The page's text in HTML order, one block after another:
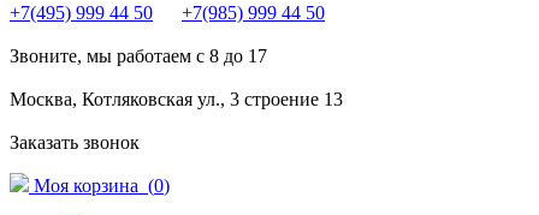
+7(495) 999 44 50 +7(985) 999 44 50
Звоните, мы работаем с 8 до 17
Москва, Котляковская ул., 3 строение 13
Заказать звонок
Моя корзина (0)